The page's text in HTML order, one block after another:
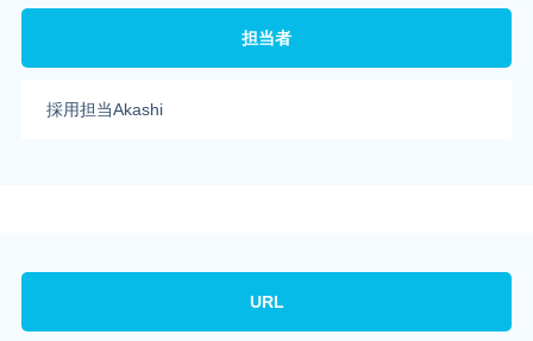
担当者
採用担当Akashi
URL